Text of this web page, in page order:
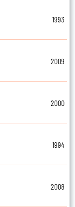
1993
2009
2000
1994
2008